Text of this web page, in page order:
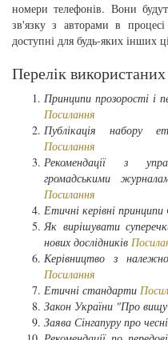
номери телефонів. Вони
зв'язку з авторами в процесі
доступні для будь-яких інших
Перелік
Принципи прозорості і
Посилання
Публікація набору
Посилання
Рекомендації з
громадськими
Посилання
Етичні керівні
Як вирішувати
нових дослідників
Керівництво з
Посилання
Етичні стандарти
Закон України "Про
Заява Сінгапуру про